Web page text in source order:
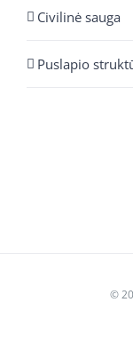
Civilinė sauga
Puslapio
©